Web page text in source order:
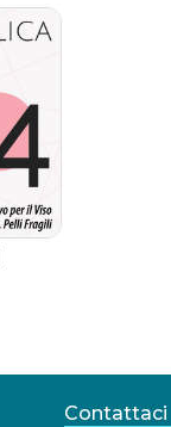
Contattaci